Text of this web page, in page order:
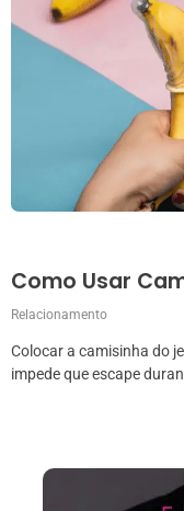
Como Usar
Relacionamento
Colocar a camisinha do
impede que escape